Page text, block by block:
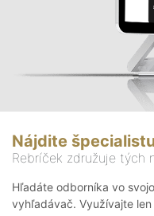
Nájdite
Rebríček združuje tých
Hľadáte odborníka vo
vyhľadávač. Využívajte